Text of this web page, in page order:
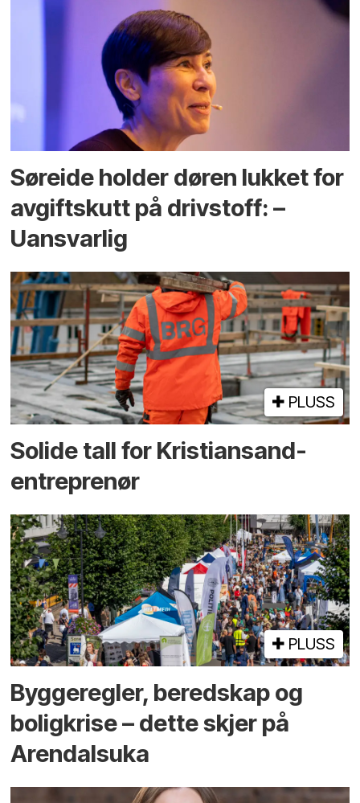
Søreide holder døren lukket for
avgiftskutt på drivstoff: –
Uansvarlig
PLUSS
Solide tall for Kristiansand-
entreprenør
PLUSS
Bygge­regler, beredskap og
bolig­krise – dette skjer på
Arendals­uka